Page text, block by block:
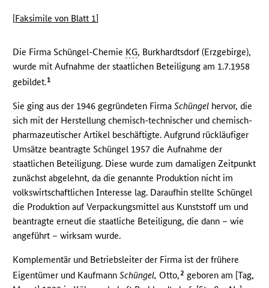
[Faksimile von Blatt 1]
Die Firma Schüngel-Chemie KG, Burkhardtsdorf (Erzgebirge),
wurde mit Aufnahme der staatlichen Beteiligung am 1.7.1958
gebildet.1
Sie ging aus der 1946 gegründeten FirmaSchüngel hervor, die
sich mit der Herstellung chemisch-technischer und chemisch-
pharmazeutischer Artikel beschäftigte. Aufgrund rückläufiger
Umsätze beantragte Schüngel 1957 die Aufnahme der
staatlichen Beteiligung. Diese wurde zum damaligen Zeitpunkt
zunächst abgelehnt, da die genannte Produktion nicht im
volkswirtschaftlichen Interesse lag. Daraufhin stellte Schüngel
die Produktion auf Verpackungsmittel aus Kunststoff um und
beantragte erneut die staatliche Beteiligung, die dann – wie
angeführt – wirksam wurde.
Komplementär und Betriebsleiter der Firma ist der frühere
Eigentümer und KaufmannSchüngel, Otto,2 geboren am [Tag,